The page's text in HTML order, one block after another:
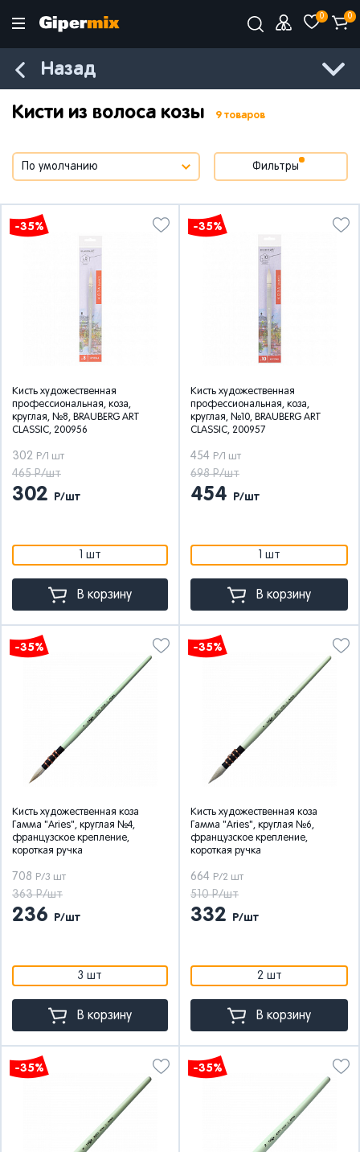
0 0
Назад
Кисти из волоса козы 9 товаров
Фильтры
-35%
Кисть художественная
профессиональная, коза,
круглая, №8, BRAUBERG ART
CLASSIC, 200956
302 Р/1 шт
465 Р/шт
302 Р/шт
1 шт
В корзину
-35%
Кисть художественная
профессиональная, коза,
круглая, №10, BRAUBERG ART
CLASSIC, 200957
454 Р/1 шт
698 Р/шт
454 Р/шт
1 шт
В корзину
-35%
Кисть художественная коза
Гамма "Aries", круглая №4,
французское крепление,
короткая ручка
708 Р/3 шт
363 Р/шт
236 Р/шт
3 шт
В корзину
-35%
Кисть художественная коза
Гамма "Aries", круглая №6,
французское крепление,
короткая ручка
664 Р/2 шт
510 Р/шт
332 Р/шт
2 шт
В корзину
-35% -35%